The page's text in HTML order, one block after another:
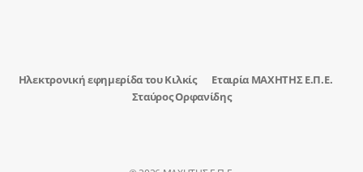
Ηλεκτρονική εφημερίδα του Κιλκίς
Εταιρία ΜΑΧΗΤΗΣ Ε.Π.Ε.
Σταύρος Ορφανίδης